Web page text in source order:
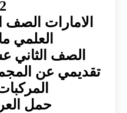
الامارات
العلمي
الصف
تقديمي عن
حمل